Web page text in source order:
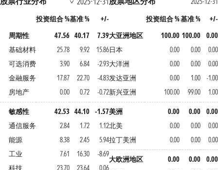
投资组合 %基准 %
+/-
周期性
47.56 40.17
7.39
基础材料
25.78 9.92
15.86
可选消费
3.90 6.84
-2.93
金融服务
17.87 22.70
-4.83
房地产
0.00 0.72 -0.72
敏感性 42.53 44.10
-1.57
通信服务
2.84 1.72
1.12
能源
8.38 2.45
5.94
工业
7.61 16.30
-8.69
科技
23.70 23.64 0.06
投资组合 %基准 %
+/-
大亚洲地区
100.00 100.00
0.00
日本
0.00 0.00
0.00
大洋洲
0.00 0.00
0.00
发达亚洲
0.00 1.00
-1.00
新兴亚洲
100.00 99.00 1.00
美洲 0.00 0.00
0.00
北美
0.00 0.00
0.00
拉丁美洲
0.00 0.00 0.00
大欧洲地区 0.00 0.00
0.00